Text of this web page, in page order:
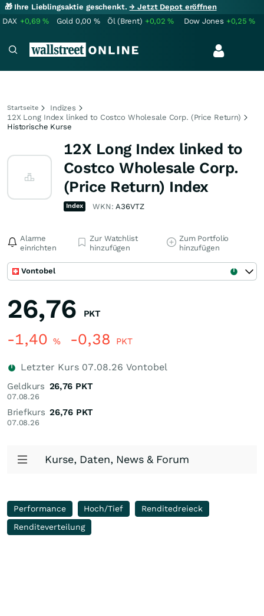
🎁 Ihre Lieblingsaktie geschenkt.→ Jetzt Depot eröffnen
DAX +0,69% Gold 0,00 % Öl (Brent) +0,02% Dow Jones +0,25%
Startseite
Indizes
12X Long Index linked to Costco Wholesale Corp. (Price Return)
Historische Kurse
12X Long Index linked to
Costco Wholesale Corp.
(Price Return) Index
Index WKN:A36VTZ
Alarme
einrichten
Zur Watchlist
hinzufügen
Zum Portfolio
hinzufügen
Vontobel
26,76 PKT
-1,40 % -0,38 PKT
Letzter Kurs 07.08.26 Vontobel
Geldkurs
07.08.26
26,76 PKT
Briefkurs
07.08.26
26,76 PKT
Kurse, Daten, News & Forum
Performance Hoch/Tief
Renditedreieck
Renditeverteilung